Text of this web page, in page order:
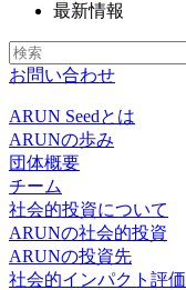
最新情報
お問い合わせ
ARUN Seedとは
ARUNの歩み
団体概要
チーム
社会的投資について
ARUNの社会的投資
ARUNの投資先
社会的インパクト評価